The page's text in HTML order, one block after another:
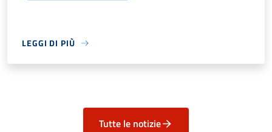
LEGGI DI PIÙ
Tutte le notizie